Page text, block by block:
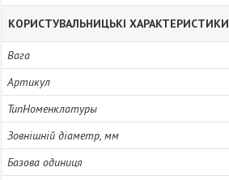
КОРИСТУВАЛЬНИЦЬКІ ХАРАКТЕРИСТИКИ
Вага
Артикул
ТипНоменклатуры
Зовнішній діаметр, мм
Базова одиниця